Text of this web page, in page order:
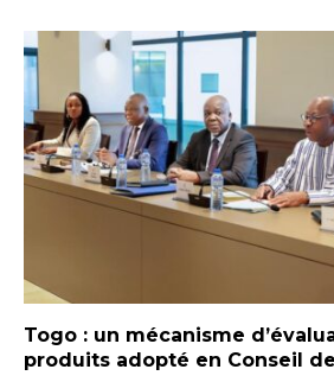
Togo : un mécanisme
produits adopté en Conseil